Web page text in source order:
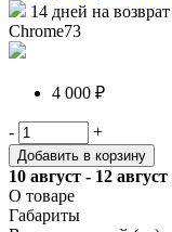
14 дней на возврат
Chrome73
4 000 ₽
- +
Добавить в корзину
10 август - 12 август
О товаре
Габариты